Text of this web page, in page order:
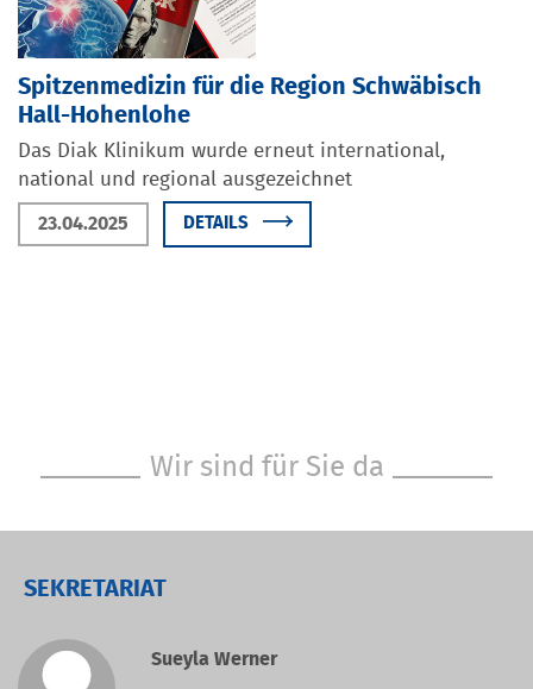
Spitzenmedizin für die Region Schwäbisch
Hall-Hohenlohe
Das Diak Klinikum wurde erneut international,
national und regional ausgezeichnet
23.04.2025 DETAILS
Wir sind für Sie da
SEKRETARIAT
Sueyla Werner